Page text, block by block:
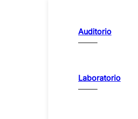
Auditorio
Laboratorio